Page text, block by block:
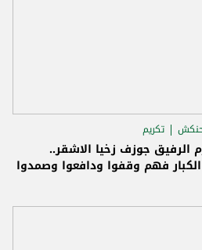
تكريم
الرفيق جوزف زخيا الاشقر..
حنكش: نأخذ العنفوان من الكبار فهم وقفوا ودافعوا وصمدوا